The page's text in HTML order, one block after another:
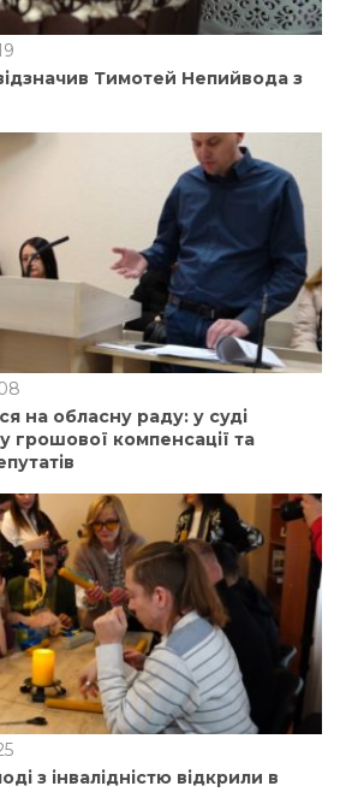
Тимотей Непийвода з
на обласну раду: у суді
грошової компенсації та
з інвалідністю відкрили в